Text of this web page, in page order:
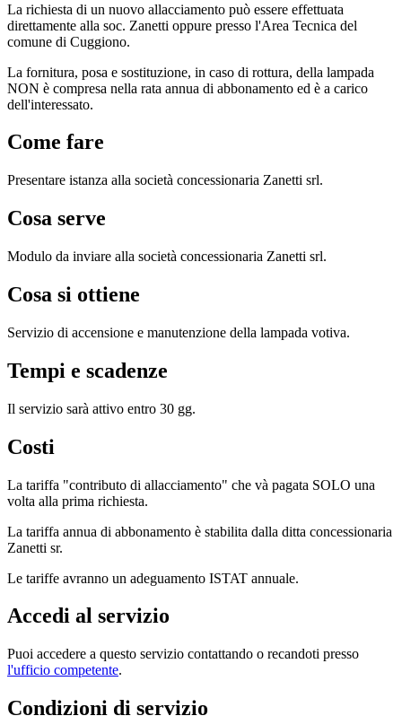
La richiesta di un nuovo allacciamento può essere effettuata
direttamente alla soc. Zanetti oppure presso l'Area Tecnica del
comune di Cuggiono.
La fornitura, posa e sostituzione, in caso di rottura, della lampada
NON è compresa nella rata annua di abbonamento ed è a carico
dell'interessato.
Come fare
Presentare istanza alla società concessionaria Zanetti srl.
Cosa serve
Modulo da inviare alla società concessionaria Zanetti srl.
Cosa si ottiene
Servizio di accensione e manutenzione della lampada votiva.
Tempi e scadenze
Il servizio sarà attivo entro 30 gg.
Costi
La tariffa "contributo di allacciamento" che và pagata SOLO una
volta alla prima richiesta.
La tariffa annua di abbonamento è stabilita dalla ditta concessionaria
Zanetti sr.
Le tariffe avranno un adeguamento ISTAT annuale.
Accedi al servizio
Puoi accedere a questo servizio contattando o recandoti presso
l'ufficio competente.
Condizioni di servizio